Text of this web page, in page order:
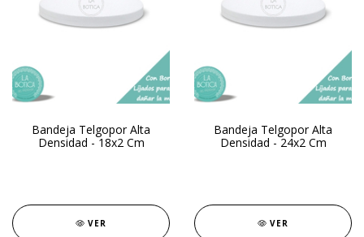
Bandeja Telgopor Alta
Densidad - 18x2 Cm
VER
Bandeja Telgopor Alta
Densidad - 24x2 Cm
VER